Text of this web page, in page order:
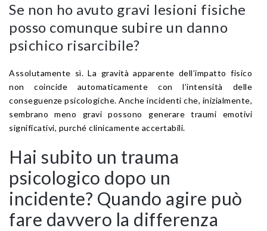
Se non ho avuto gravi lesioni fisiche
posso comunque subire un danno
psichico risarcibile?
Assolutamente sì. La gravità apparente dell’impatto fisico
non coincide automaticamente con l’intensità delle
conseguenze psicologiche. Anche incidenti che, inizialmente,
sembrano meno gravi possono generare traumi emotivi
significativi, purché clinicamente accertabili.
Hai subito un trauma
psicologico dopo un
incidente? Quando agire può
fare davvero la differenza